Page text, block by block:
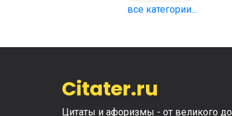
все категории...
Citater.ru
Цитаты и афоризмы - от великого до